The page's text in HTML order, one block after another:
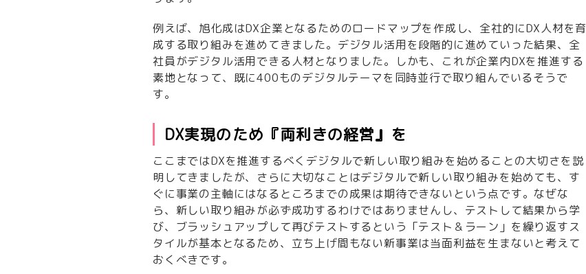
例えば、旭化成はDX企業となるためのロードマップを作成し、全社的にDX人材を育
成する取り組みを進めてきました。デジタル活用を段階的に進めていった結果、全
社員がデジタル活用できる人材となりました。しかも、これが企業内DXを推進する
素地となって、既に400ものデジタルテーマを同時並行で取り組んでいるそうで
す。
DX実現のため『両利きの経営』を
ここまではDXを推進するべくデジタルで新しい取り組みを始めることの大切さを説
明してきましたが、さらに大切なことはデジタルで新しい取り組みを始めても、す
ぐに事業の主軸にはなるところまでの成果は期待できないという点です。なぜな
ら、新しい取り組みが必ず成功するわけではありませんし、テストして結果から学
び、ブラッシュアップして再びテストするという「テスト＆ラーン」を繰り返すス
タイルが基本となるため、立ち上げ間もない新事業は当面利益を生まないと考えて
おくべきです。